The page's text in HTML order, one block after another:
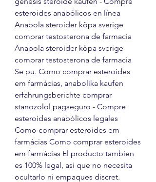
esteroides anabólicos en línea
Anabola steroider köpa sverige
comprar testosterona de farmacia
Anabola steroider köpa sverige
comprar testosterona de farmacia
Se pu. Como comprar esteroides
em farmácias, anabolika kaufen
erfahrungsberichte comprar
stanozolol pagseguro - Compre
esteroides anabólicos legales
Como comprar esteroides em
farmácias Como comprar esteroides
em farmácias El producto tambien
es 100% legal, asi que no necesita
ocultarlo ni empaques discret.